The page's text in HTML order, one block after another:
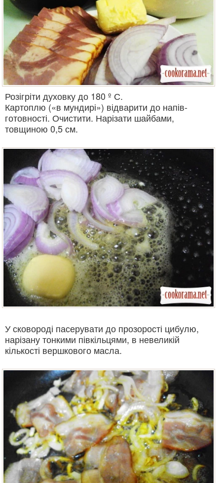
Розігріти духовку до 180 º С.
Картоплю («в мундирі») відварити до напів-
готовності. Очистити. Нарізати шайбами,
товщиною 0,5 см.
У сковороді пасерувати до прозорості цибулю,
нарізану тонкими півкільцями, в невеликій
кількості вершкового масла.